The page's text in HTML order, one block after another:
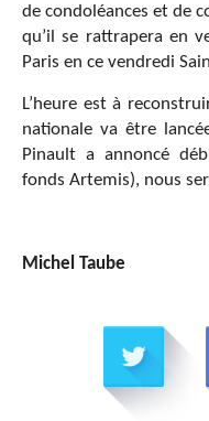
de condoléances et de
qu’il se rattrapera en
Paris en ce vendredi
L’heure est à
nationale va être
Pinault a annoncé
fonds Artemis), nous
Michel Taube